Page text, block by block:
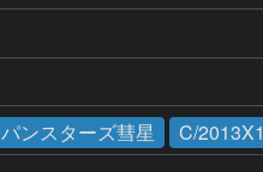
パンスターズ彗星 C/2013X1